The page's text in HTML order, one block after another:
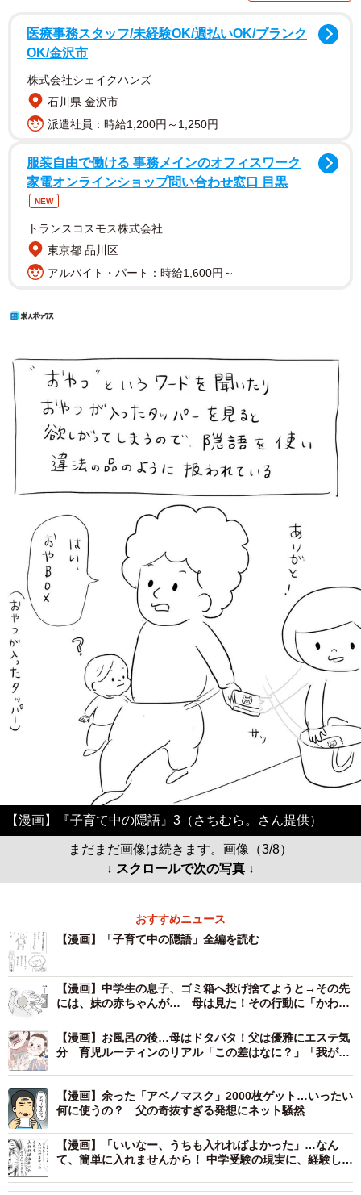
医療事務スタッフ/未経験OK/週払いOK/ブランク
OK/金沢市
株式会社シェイクハンズ
石川県 金沢市
派遣社員：時給1,200円～1,250円
服装自由で働ける 事務メインのオフィスワーク
家電オンラインショップ問い合わせ窓口 目黒
NEW
トランスコスモス株式会社
東京都 品川区
アルバイト・パート：時給1,600円～
【漫画】『子育て中の隠語』3（さちむら。さん提供）
まだまだ画像は続きます。画像（3/8）
↓ スクロールで次の写真 ↓
おすすめニュース
【漫画】「子育て中の隠語」全編を読む
【漫画】中学生の息子、ゴミ箱へ投げ捨てようと→その先
には、妹の赤ちゃんが… 母は見た！その行動に「かわい
【漫画】お風呂の後…母はドタバタ！父は優雅にエステ気
分 育児ルーティンのリアル「この差はなに？」「我が家
【漫画】余った「アベノマスク」2000枚ゲット…いったい
何に使うの？ 父の奇抜すぎる発想にネット騒然
【漫画】「いいなー、うちも入れればよかった」…なん
て、簡単に入れませんから！ 中学受験の現実に、経験した